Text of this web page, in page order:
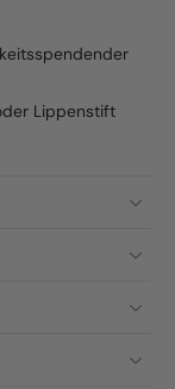
Lippenstift